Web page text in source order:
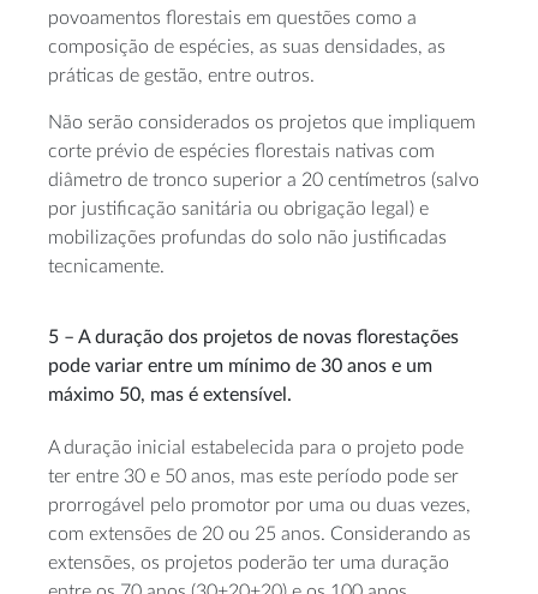
povoamentos florestais em questões como a
composição de espécies, as suas densidades, as
práticas de gestão, entre outros.
Não serão considerados os projetos que impliquem
corte prévio de espécies florestais nativas com
diâmetro de tronco superior a 20 centímetros (salvo
por justificação sanitária ou obrigação legal) e
mobilizações profundas do solo não justificadas
tecnicamente.
5 – A duração dos projetos de novas florestações
pode variar entre um mínimo de 30 anos e um
máximo 50, mas é extensível.
A duração inicial estabelecida para o projeto pode
ter entre 30 e 50 anos, mas este período pode ser
prorrogável pelo promotor por uma ou duas vezes,
com extensões de 20 ou 25 anos. Considerando as
extensões, os projetos poderão ter uma duração